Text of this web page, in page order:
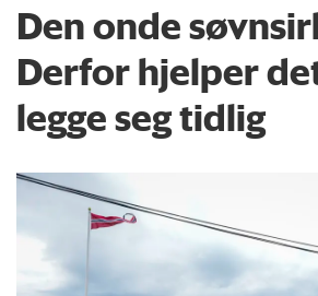
Den onde
Derfor hjelper
legge seg tidlig